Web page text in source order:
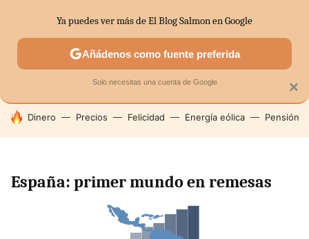
SECTORES ECONOMÍA DOMÉSTICA MERCADOS
HOY SE HABLA DE
Dinero Precios Felicidad Energía eólica Pensión
España: primer mundo en remesas
×
Ya puedes ver más de El Blog Salmon en Google
Añádenos como fuente preferida
Solo necesitas una cuenta de Google